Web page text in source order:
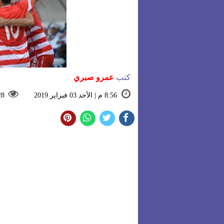
كتب عمرو صبري
8:56 م | الأحد 03 فبراير 2019